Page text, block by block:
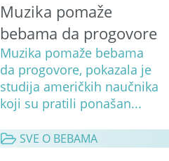
Muzika pomaže
bebama da progovore
Muzika pomaže bebama
da progovore, pokazala je
studija američkih naučnika
koji su pratili ponašan...
SVE O BEBAMA